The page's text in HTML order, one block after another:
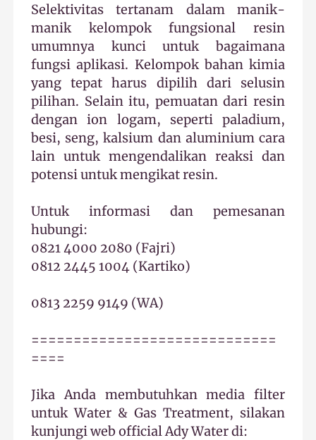
Selektivitas tertanam dalam manik-
manik kelompok fungsional resin
umumnya kunci untuk bagaimana
fungsi aplikasi. Kelompok bahan kimia
yang tepat harus dipilih dari selusin
pilihan. Selain itu, pemuatan dari resin
dengan ion logam, seperti paladium,
besi, seng, kalsium dan aluminium cara
lain untuk mengendalikan reaksi dan
potensi untuk mengikat resin.
Untuk informasi dan pemesanan
hubungi:
0821 4000 2080 (Fajri)
0812 2445 1004 (Kartiko)
0813 2259 9149 (WA)
=============================
====
Jika Anda membutuhkan media filter
untuk Water & Gas Treatment, silakan
kunjungi web official Ady Water di: